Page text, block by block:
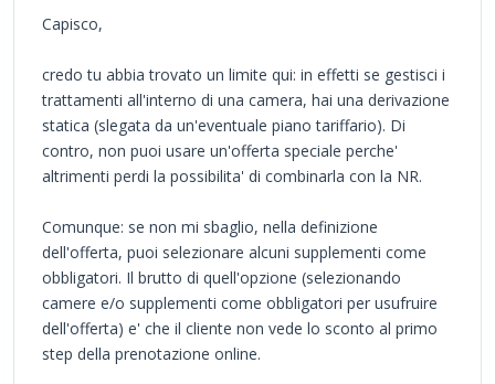
Capisco,
credo tu abbia trovato un limite qui: in effetti se gestisci i
trattamenti all'interno di una camera, hai una derivazione
statica (slegata da un'eventuale piano tariffario). Di
contro, non puoi usare un'offerta speciale perche'
altrimenti perdi la possibilita' di combinarla con la NR.
Comunque: se non mi sbaglio, nella definizione
dell'offerta, puoi selezionare alcuni supplementi come
obbligatori. Il brutto di quell'opzione (selezionando
camere e/o supplementi come obbligatori per usufruire
dell'offerta) e' che il cliente non vede lo sconto al primo
step della prenotazione online.